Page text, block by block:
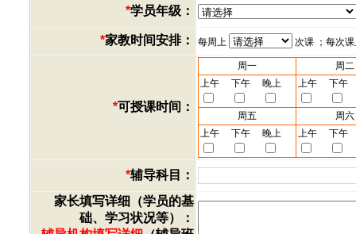
*学员年级：
*家教时间安排： 每周上 次课 ；每次
*可授课时间：
周一
周二
上午
下午 晚上 上午 下午
周五
周六
上午
下午 晚上 上午 下午
*辅导科目：
家长填写详细（学员的基
础、学习状况等）：